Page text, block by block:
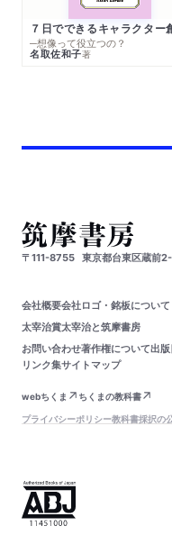
─想像って役立つの？
名取佐和子著
〒111-8755 東京都台東区蔵前
会社概要会社ロゴ・銘板について
太宰治賞太宰治と筑摩書房
お問い合わせ著作権について出
リンク集サイトマップ
webちくま
ちくまの教科書
プライバシーポリシー教科書採択の